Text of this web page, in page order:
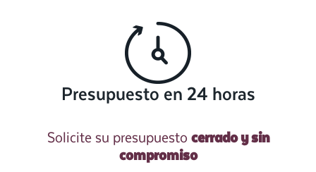
Presupuesto en 24 horas
Solicite su presupuesto cerrado y sin
compromiso